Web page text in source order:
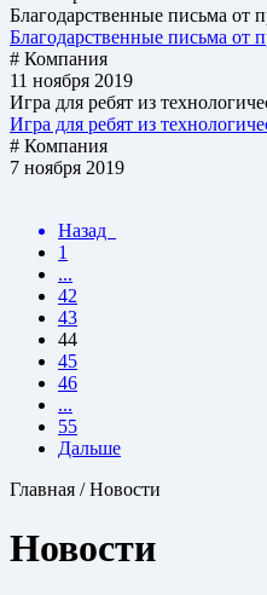
Благодарственные письма от
Благодарственные письма
# Компания
11 ноября 2019
Игра для ребят из
Игра для ребят из
# Компания
7 ноября 2019
Назад
1
...
42
43
44
45
46
...
55
Дальше
Главная / Новости
Новости